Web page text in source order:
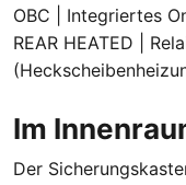
OBC | Integriertes
REAR HEATED |
Im
Der